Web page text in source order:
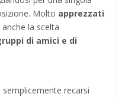
Molto apprezzati
la scelta
di amici e di
semplicemente recarsi